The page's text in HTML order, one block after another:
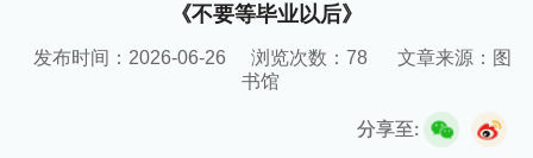
《不要等毕业以后》
发布时间：2026-06-26 浏览次数：78
文章来源：图
书馆
分享至: